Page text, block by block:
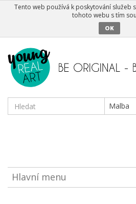
Tento web používá k poskytování služeb
tohoto webu s tím
OK
Malba
Hlavní menu